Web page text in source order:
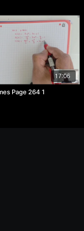
17:06
Page 264 1